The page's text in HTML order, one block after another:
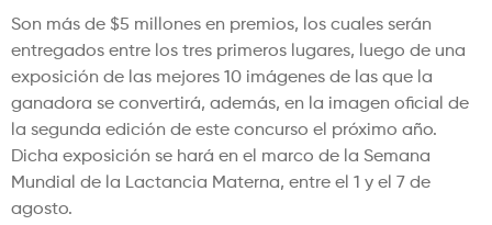
Son más de $5 millones en premios, los cuales serán
entregados entre los tres primeros lugares, luego de una
exposición de las mejores 10 imágenes de las que la
ganadora se convertirá, además, en la imagen oficial de
la segunda edición de este concurso el próximo año.
Dicha exposición se hará en el marco de la Semana
Mundial de la Lactancia Materna, entre el 1 y el 7 de
agosto.